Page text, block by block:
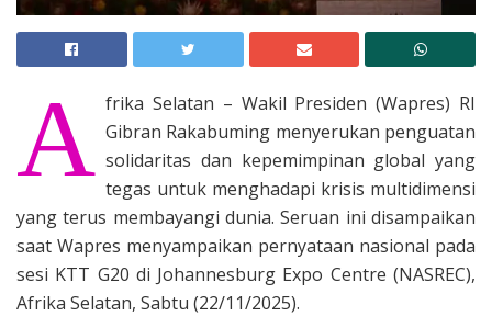
A frika Selatan – Wakil Presiden (Wapres) RI
Gibran Rakabuming menyerukan penguatan
solidaritas dan kepemimpinan global yang
tegas untuk menghadapi krisis multidimensi
yang terus membayangi dunia. Seruan ini disampaikan
saat Wapres menyampaikan pernyataan nasional pada
sesi KTT G20 di Johannesburg Expo Centre (NASREC),
Afrika Selatan, Sabtu (22/11/2025).